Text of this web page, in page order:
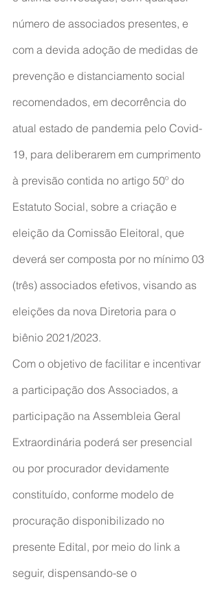
número de associados presentes, e
com a devida adoção de medidas de
prevenção e distanciamento social
recomendados, em decorrência do
atual estado de pandemia pelo Covid-
19, para deliberarem em cumprimento
à previsão contida no artigo 50º do
Estatuto Social, sobre a criação e
eleição da Comissão Eleitoral, que
deverá ser composta por no mínimo 03
(três) associados efetivos, visando as
eleições da nova Diretoria para o
biênio 2021/2023.
Com o objetivo de facilitar e incentivar
a participação dos Associados, a
participação na Assembleia Geral
Extraordinária poderá ser presencial
ou por procurador devidamente
constituído, conforme modelo de
procuração disponibilizado no
presente Edital, por meio do link a
seguir, dispensando-se o